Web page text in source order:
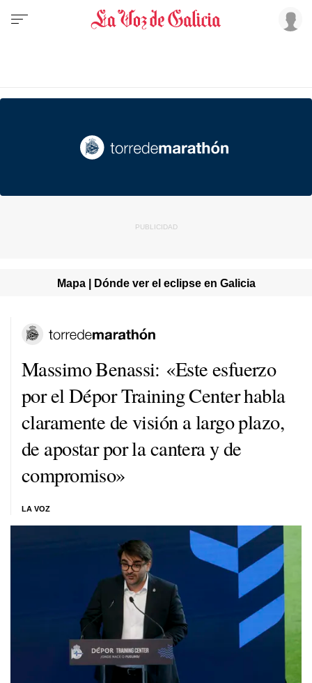
Mapa | Dónde ver el eclipse en Galicia
Massimo Benassi: «Este esfuerzo
por el Dépor Training Center habla
claramente de visión a largo plazo,
de apostar por la cantera y de
compromiso»
LA VOZ